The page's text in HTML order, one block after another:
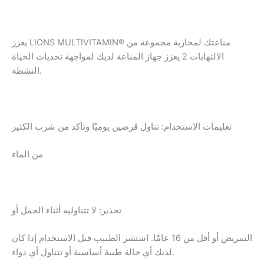
يعزز LIONS MULTIVITAMIN® مناعتك لمحاربة مجموعة من
الالتهابات 2 يعزز جهاز المناعة لديك لمواجهة تحديات الحياة
النشطة.
تعليمات الاستخدام: تناول قرصين يوميًا وتأكد من شرب الكثير
من الماء
تحذير: لا تتناوليه أثناء الحمل أو
التمريض أو أقل من 16 عامًا. استشر الطبيب قبل الاستخدام إذا كان
لديك أي حالة طبية أساسية أو تتناول أي دواء.